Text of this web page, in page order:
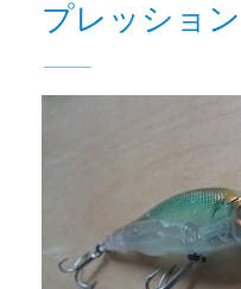
プレッション